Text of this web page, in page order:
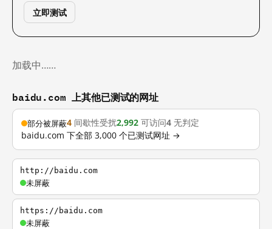
立即测试
加载中……
baidu.com 上其他已测试的网址
部分被屏蔽4 间歇性受扰2,992 可访问4 无判定
baidu.com 下全部 3,000 个已测试网址 →
http://baidu.com
未屏蔽
https://baidu.com
未屏蔽